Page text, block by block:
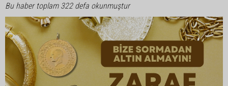
Bu haber toplam 322 defa okunmuştur